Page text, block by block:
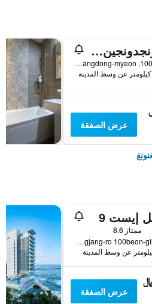
جيونجدونجين موتل
1007-13, Heonhwa-ro, Gangdong-myeon, كانغنونغ, كوريا الجنوبية
عرض الصفقة
إيست 9
فئة 2
ممتاز 8.6
8-6, Gyodonggwangjang-ro 100beon-gil, كانغنونغ, كوريا الجنوبية
عرض الصفقة